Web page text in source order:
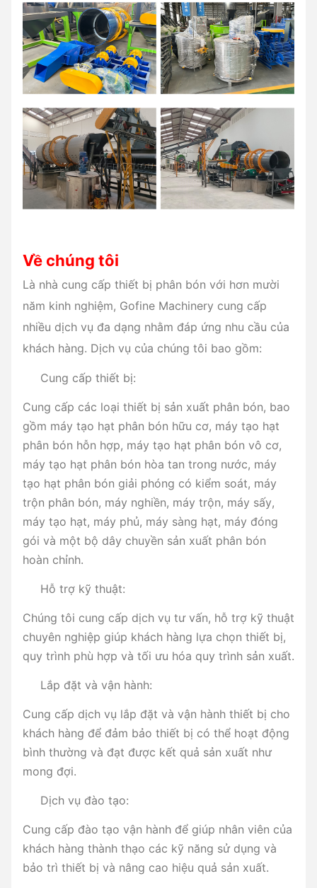
Về chúng tôi
Là nhà cung cấp thiết bị phân bón với hơn mười
năm kinh nghiệm, Gofine Machinery cung cấp
nhiều dịch vụ đa dạng nhằm đáp ứng nhu cầu của
khách hàng. Dịch vụ của chúng tôi bao gồm:
Cung cấp thiết bị:
Cung cấp các loại thiết bị sản xuất phân bón, bao
gồm máy tạo hạt phân bón hữu cơ, máy tạo hạt
phân bón hỗn hợp, máy tạo hạt phân bón vô cơ,
máy tạo hạt phân bón hòa tan trong nước, máy
tạo hạt phân bón giải phóng có kiểm soát, máy
trộn phân bón, máy nghiền, máy trộn, máy sấy,
máy tạo hạt, máy phủ, máy sàng hạt, máy đóng
gói và một bộ dây chuyền sản xuất phân bón
hoàn chỉnh.
Hỗ trợ kỹ thuật:
Chúng tôi cung cấp dịch vụ tư vấn, hỗ trợ kỹ thuật
chuyên nghiệp giúp khách hàng lựa chọn thiết bị,
quy trình phù hợp và tối ưu hóa quy trình sản xuất.
Lắp đặt và vận hành:
Cung cấp dịch vụ lắp đặt và vận hành thiết bị cho
khách hàng để đảm bảo thiết bị có thể hoạt động
bình thường và đạt được kết quả sản xuất như
mong đợi.
Dịch vụ đào tạo:
Cung cấp đào tạo vận hành để giúp nhân viên của
khách hàng thành thạo các kỹ năng sử dụng và
bảo trì thiết bị và nâng cao hiệu quả sản xuất.